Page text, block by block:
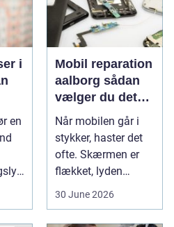
i
en
Mobil reparation
aalborg sådan
vælger du det
rette værksted
Når mobilen går i
stykker, haster det
ofte. Skærmen er
flækket, lyden
30 June 2026